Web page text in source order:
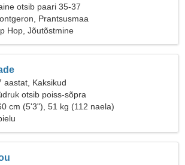
otsib paari 35-37
Prantsusmaa
Hop, Jõutõstmine
aastat, Kaksikud
otsib poiss-sõpra
cm (5'3"), 51 kg (112 naela)